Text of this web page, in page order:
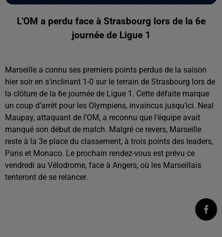
L'OM a perdu face à Strasbourg lors de la 6e
journée de Ligue 1
Marseille a connu ses premiers points perdus de la saison
hier soir en s'inclinant 1-0 sur le terrain de Strasbourg lors de
la clôture de la 6e journée de Ligue 1. Cette défaite marque
un coup d’arrêt pour les Olympiens, invaincus jusqu’ici. Neal
Maupay, attaquant de l’OM, a reconnu que l’équipe avait
manqué son début de match. Malgré ce revers, Marseille
reste à la 3e place du classement, à trois points des leaders,
Paris et Monaco. Le prochain rendez-vous est prévu ce
vendredi au Vélodrome, face à Angers, où les Marseillais
tenteront de se relancer.